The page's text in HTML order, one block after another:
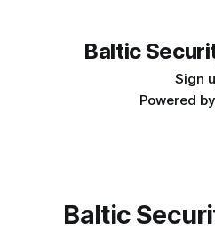
конкретну слабку ланку: малі
можуть проходити між
Baltic
Sign
Powered by
Baltic